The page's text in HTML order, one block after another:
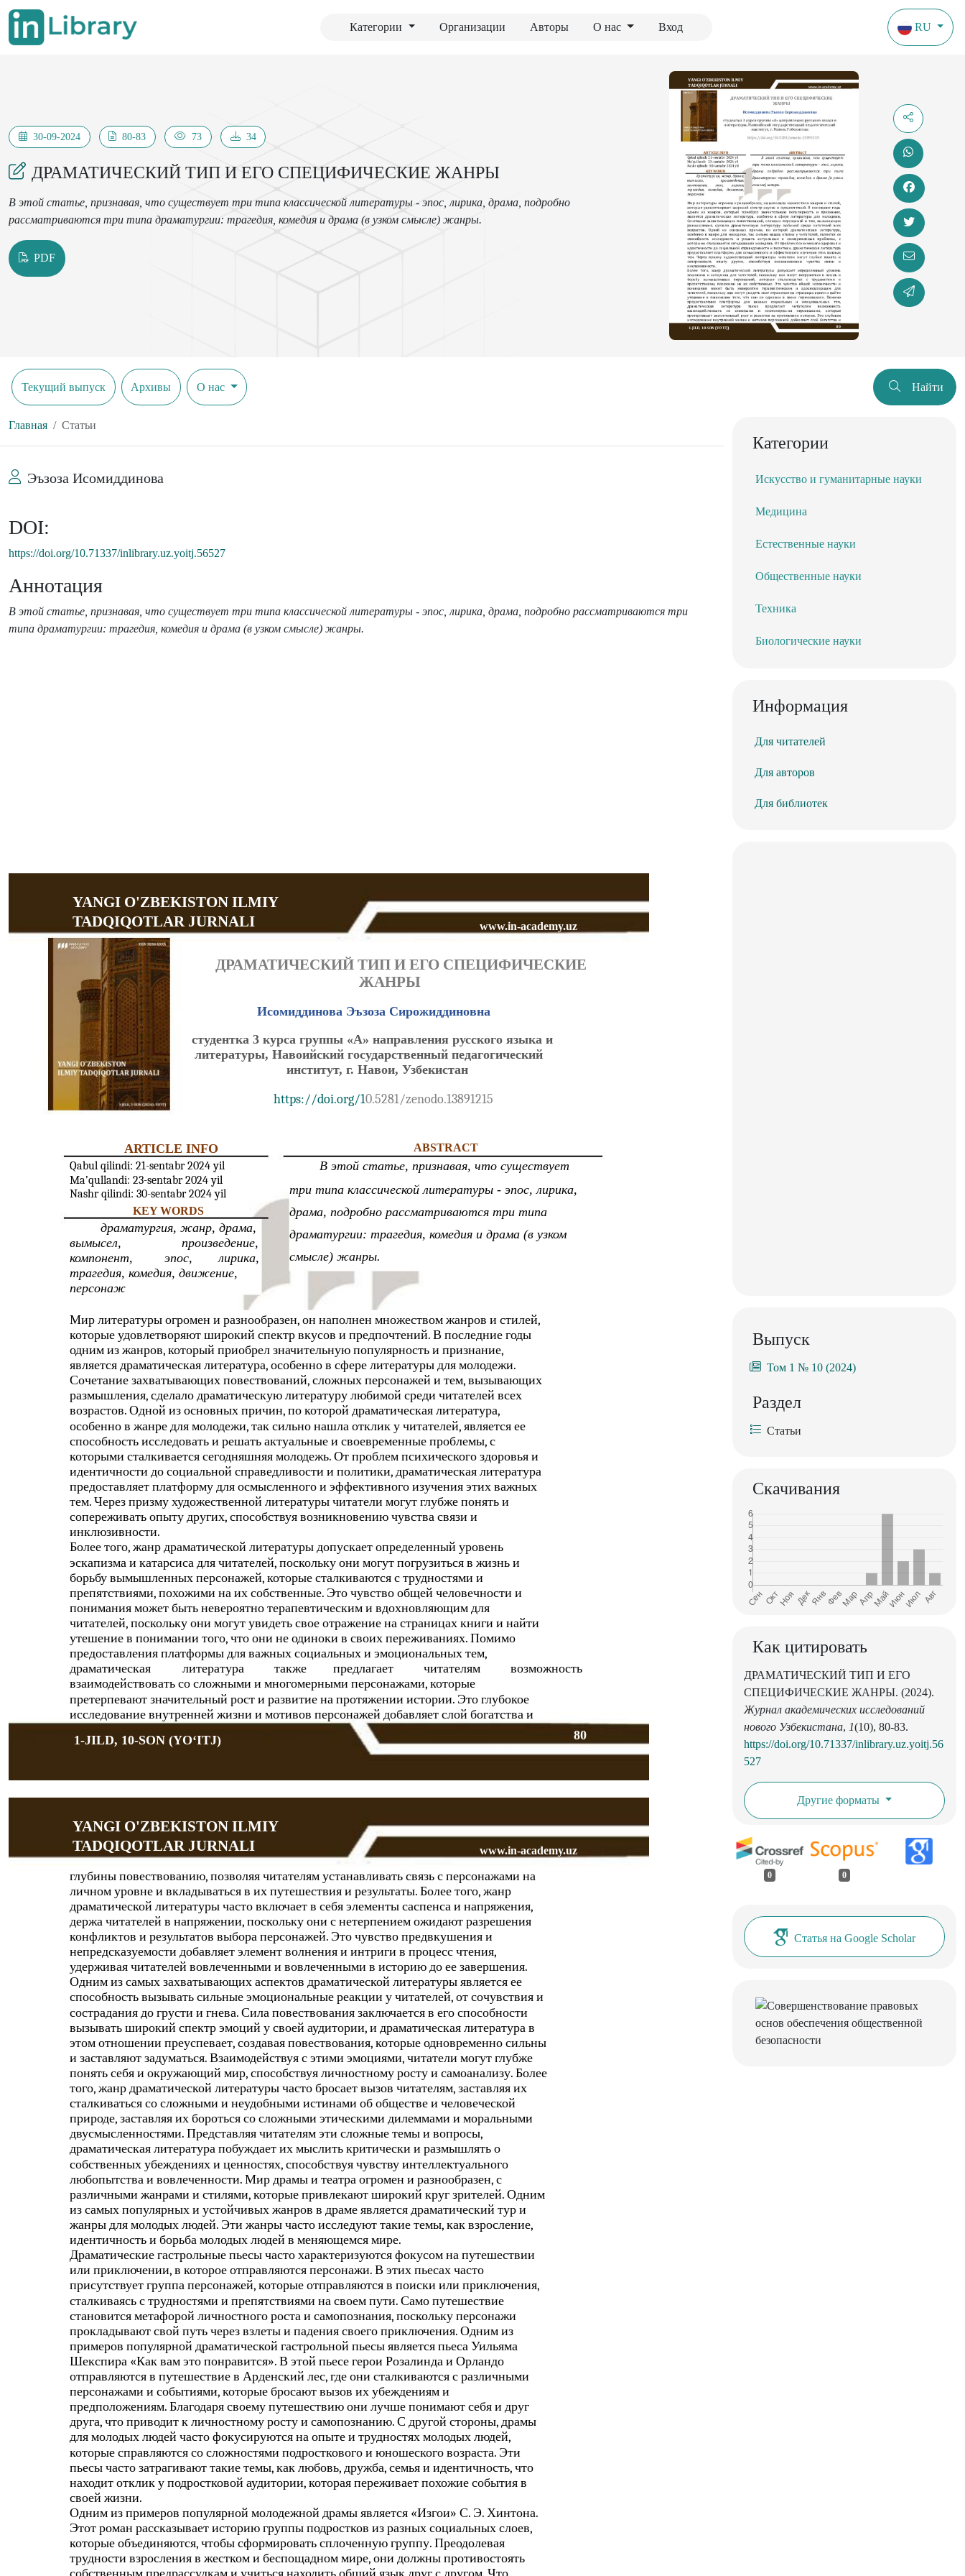
Категории Организации Авторы О нас Вход RU
30-09-2024 80-83 73 34
ДРАМАТИЧЕСКИЙ ТИП И ЕГО СПЕЦИФИЧЕСКИЕ ЖАНРЫ
В этой статье, признавая, что существует три типа классической литературы - эпос, лирика, драма, подробно
рассматриваются три типа драматургии: трагедия, комедия и драма (в узком смысле) жанры.
PDF
Текущий выпуск Архивы О нас Найти
Главная Статьи
Эъзоза Исомиддинова
DOI:
https://doi.org/10.71337/inlibrary.uz.yoitj.56527
Аннотация
В этой статье, признавая, что существует три типа классической литературы - эпос, лирика, драма, подробно рассматриваются три
типа драматургии: трагедия, комедия и драма (в узком смысле) жанры.
80
YANGI O'ZBEKISTON ILMIY
TADQIQOTLAR JURNALI
www.in-academy.uz
1-JILD, 10-SON (YOʻITJ)
ДРАМАТИЧЕСКИЙ ТИП И ЕГО СПЕЦИФИЧЕСКИЕ
ЖАНРЫ
Исомиддинова Эъзоза Сирожиддиновна
студентка 3 курса группы «А» направления русского языка и
литературы, Навоийский государственный педагогический
институт, г. Навои, Узбекистан
https://doi.org/10.5281/zenodo.13891215
ARTICLE INFO ABSTRACT
Qabul qilindi: 21-sentabr 2024 yil
Ma’qullandi: 23-sentabr 2024 yil
Nashr qilindi: 30-sentabr 2024 yil
В этой статье, признавая, что существует
три типа классической литературы - эпос, лирика,
драма, подробно рассматриваются три типа
драматургии: трагедия, комедия и драма (в узком
смысле) жанры.
KEY WORDS
драматургия, жанр, драма,
вымысел,
произведение,
компонент,
эпос,
лирика,
трагедия, комедия, движение,
персонаж
Мир литературы огромен и разнообразен, он наполнен множеством жанров и стилей,
которые удовлетворяют широкий спектр вкусов и предпочтений. В последние годы
одним из жанров, который приобрел значительную популярность и признание,
является драматическая литература, особенно в сфере литературы для молодежи.
Сочетание захватывающих повествований, сложных персонажей и тем, вызывающих
размышления, сделало драматическую литературу любимой среди читателей всех
возрастов. Одной из основных причин, по которой драматическая литература,
особенно в жанре для молодежи, так сильно нашла отклик у читателей, является ее
способность исследовать и решать актуальные и своевременные проблемы, с
которыми сталкивается сегодняшняя молодежь. От проблем психического здоровья и
идентичности до социальной справедливости и политики, драматическая литература
предоставляет платформу для осмысленного и эффективного изучения этих важных
тем. Через призму художественной литературы читатели могут глубже понять и
сопереживать опыту других, способствуя возникновению чувства связи и
инклюзивности.
Более того, жанр драматической литературы допускает определенный уровень
эскапизма и катарсиса для читателей, поскольку они могут погрузиться в жизнь и
борьбу вымышленных персонажей, которые сталкиваются с трудностями и
препятствиями, похожими на их собственные. Это чувство общей человечности и
понимания может быть невероятно терапевтическим и вдохновляющим для
читателей, поскольку они могут увидеть свое отражение на страницах книги и найти
утешение в понимании того, что они не одиноки в своих переживаниях. Помимо
предоставления платформы для важных социальных и эмоциональных тем,
драматическая
литература также предлагает читателям
возможность
взаимодействовать со сложными и многомерными персонажами, которые
претерпевают значительный рост и развитие на протяжении истории. Это глубокое
исследование внутренней жизни и мотивов персонажей добавляет слой богатства и
YANGI O'ZBEKISTON ILMIY
TADQIQOTLAR JURNALI
www.in-academy.uz
глубины повествованию, позволяя читателям устанавливать связь с персонажами на
личном уровне и вкладываться в их путешествия и результаты. Более того, жанр
драматической литературы часто включает в себя элементы саспенса и напряжения,
держа читателей в напряжении, поскольку они с нетерпением ожидают разрешения
конфликтов и результатов выбора персонажей. Это чувство предвкушения и
непредсказуемости добавляет элемент волнения и интриги в процесс чтения,
удерживая читателей вовлеченными и вовлеченными в историю до ее завершения.
Одним из самых захватывающих аспектов драматической литературы является ее
способность вызывать сильные эмоциональные реакции у читателей, от сочувствия и
сострадания до грусти и гнева. Сила повествования заключается в его способности
вызывать широкий спектр эмоций у своей аудитории, и драматическая литература в
этом отношении преуспевает, создавая повествования, которые одновременно сильны
и заставляют задуматься. Взаимодействуя с этими эмоциями, читатели могут глубже
понять себя и окружающий мир, способствуя личностному росту и самоанализу. Более
того, жанр драматической литературы часто бросает вызов читателям, заставляя их
сталкиваться со сложными и неудобными истинами об обществе и человеческой
природе, заставляя их бороться со сложными этическими дилеммами и моральными
двусмысленностями. Представляя читателям эти сложные темы и вопросы,
драматическая литература побуждает их мыслить критически и размышлять о
собственных убеждениях и ценностях, способствуя чувству интеллектуального
любопытства и вовлеченности. Мир драмы и театра огромен и разнообразен, с
различными жанрами и стилями, которые привлекают широкий круг зрителей. Одним
из самых популярных и устойчивых жанров в драме является драматический тур и
жанры для молодых людей. Эти жанры часто исследуют такие темы, как взросление,
идентичность и борьба молодых людей в меняющемся мире.
Драматические гастрольные пьесы часто характеризуются фокусом на путешествии
или приключении, в которое отправляются персонажи. В этих пьесах часто
присутствует группа персонажей, которые отправляются в поиски или приключения,
сталкиваясь с трудностями и препятствиями на своем пути. Само путешествие
становится метафорой личностного роста и самопознания, поскольку персонажи
прокладывают свой путь через взлеты и падения своего приключения. Одним из
примеров популярной драматической гастрольной пьесы является пьеса Уильяма
Шекспира «Как вам это понравится». В этой пьесе герои Розалинда и Орландо
отправляются в путешествие в Арденский лес, где они сталкиваются с различными
персонажами и событиями, которые бросают вызов их убеждениям и
предположениям. Благодаря своему путешествию они лучше понимают себя и друг
друга, что приводит к личностному росту и самопознанию. С другой стороны, драмы
для молодых людей часто фокусируются на опыте и трудностях молодых людей,
которые справляются со сложностями подросткового и юношеского возраста. Эти
пьесы часто затрагивают такие темы, как любовь, дружба, семья и идентичность, что
находит отклик у подростковой аудитории, которая переживает похожие события в
своей жизни.
Одним из примеров популярной молодежной драмы является «Изгои» С. Э. Хинтона.
Этот роман рассказывает историю группы подростков из разных социальных слоев,
которые объединяются, чтобы сформировать сплоченную группу. Преодолевая
трудности взросления в жестком и беспощадном мире, они должны противостоять
Категории
Искусство и гуманитарные науки
Медицина
Естественные науки
Общественные науки
Техника
Биологические науки
Информация
Для читателей
Для авторов
Для библиотек
Выпуск
Том 1 № 10 (2024)
Раздел
Статьи
Скачивания
Как цитировать
ДРАМАТИЧЕСКИЙ ТИП И ЕГО
СПЕЦИФИЧЕСКИЕ ЖАНРЫ. (2024).
Журнал академических исследований
нового Узбекистана, 1(10), 80-83.
https://doi.org/10.71337/inlibrary.uz.yoitj.56
527
Другие форматы
0 0
Статья на Google Scholar